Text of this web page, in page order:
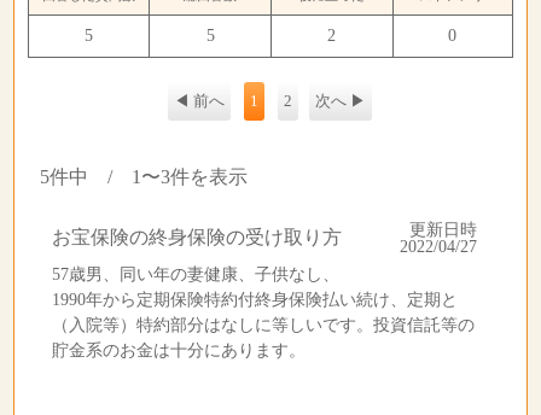
5 5 2 0
◀ 前へ 1 2 次へ ▶
5件中 / 1〜3件を表示
お宝保険の終身保険の受け取り方
更新日時
2022/04/27
57歳男、同い年の妻健康、子供なし、
1990年から定期保険特約付終身保険払い続け、定期と
（入院等）特約部分はなしに等しいです。投資信託等の
貯金系のお金は十分にあります。